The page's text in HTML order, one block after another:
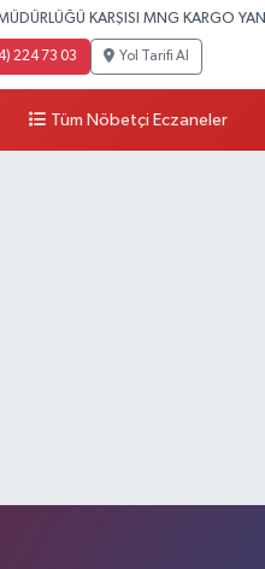
KARŞISI MNG KARGO YANI
224 73 03 Yol Tarifi Al
Tüm Nöbetçi Eczaneler